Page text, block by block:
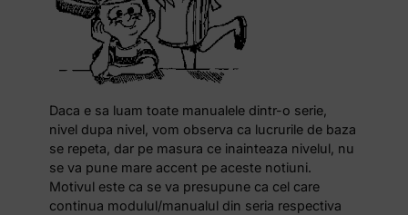
Daca e sa luam toate manualele dintr-o serie,
nivel dupa nivel, vom observa ca lucrurile de baza
se repeta, dar pe masura ce inainteaza nivelul, nu
se va pune mare accent pe aceste notiuni.
Motivul este ca se va presupune ca cel care
continua modulul/manualul din seria respectiva